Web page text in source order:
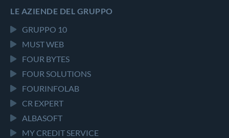
LE AZIENDE DEL GRUPPO
GRUPPO 10
MUST WEB
FOUR BYTES
FOUR SOLUTIONS
FOURINFOLAB
CR EXPERT
ALBASOFT
MY CREDIT SERVICE